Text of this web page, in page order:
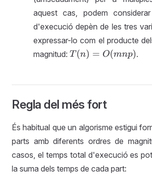
aquest cas, podem
d'execució depèn de les tres
expressar-lo com el producte
magnitud: T (n)= O( mnp) .
Regla del més fort
És habitual que un algorisme estigui
parts amb diferents ordres de
casos, el temps total d'execució es
la suma dels temps de cada part: